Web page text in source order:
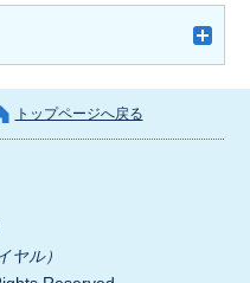
トップページへ戻る
ヤル）